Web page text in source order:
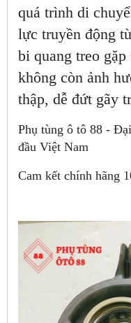
quá trình di
lực truyền động
bi quang treo
không còn ảnh
thập, dễ đứt gãy
Phụ tùng ô tô 88 -
đầu Việt Nam
Cam kết chính hãng